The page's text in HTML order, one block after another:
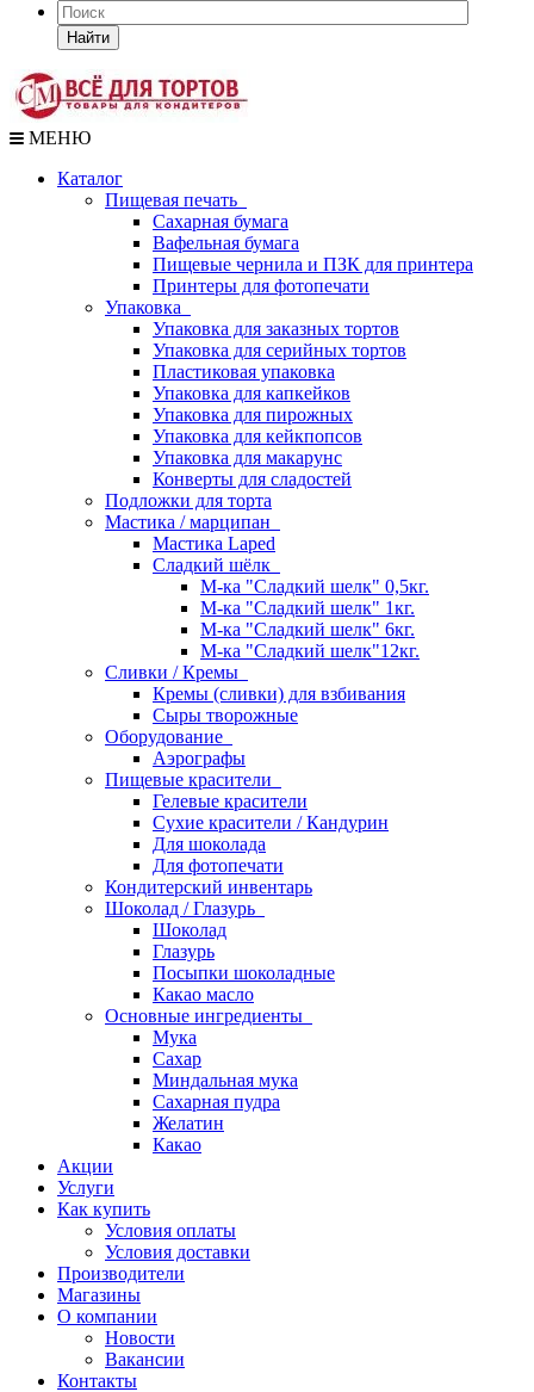
Найти
МЕНЮ
Каталог
Пищевая печать
Сахарная бумага
Вафельная бумага
Пищевые чернила и ПЗК для принтера
Принтеры для фотопечати
Упаковка
Упаковка для заказных тортов
Упаковка для серийных тортов
Пластиковая упаковка
Упаковка для капкейков
Упаковка для пирожных
Упаковка для кейкпопсов
Упаковка для макарунс
Конверты для сладостей
Подложки для торта
Мастика / марципан
Мастика Laped
Сладкий шёлк
М-ка "Сладкий шелк" 0,5кг.
М-ка "Сладкий шелк" 1кг.
М-ка "Сладкий шелк" 6кг.
М-ка "Сладкий шелк"12кг.
Сливки / Кремы
Кремы (сливки) для взбивания
Сыры творожные
Оборудование
Аэрографы
Пищевые красители
Гелевые красители
Сухие красители / Кандурин
Для шоколада
Для фотопечати
Кондитерский инвентарь
Шоколад / Глазурь
Шоколад
Глазурь
Посыпки шоколадные
Какао масло
Основные ингредиенты
Мука
Сахар
Миндальная мука
Сахарная пудра
Желатин
Какао
Акции
Услуги
Как купить
Условия оплаты
Условия доставки
Производители
Магазины
О компании
Новости
Вакансии
Контакты